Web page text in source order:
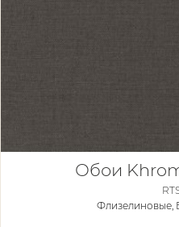
Обои
Флизелиновые,